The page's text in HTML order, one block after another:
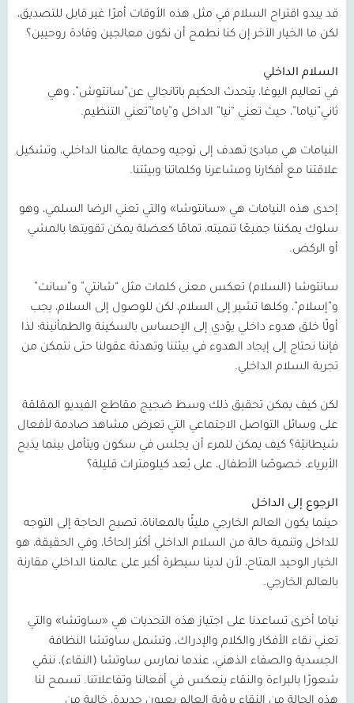
قد يبدو اقتراح السلام في مثل هذه الأوقات أمرًا غير قابل للتصديق،
لكن ما الخيار الآخر إن كنا نطمح أن نكون معالجين وقادة روحيين؟
السلام الداخلي
في تعاليم اليوغا، يتحدث الحكيم باتانجالي عن”سانتوش”، وهي
ثاني”نياما”، حيث تعني “نيا” الداخل و”ياما”تعني التنظيم.
النيامات هي مبادئ تهدف إلى توجيه وحماية عالمنا الداخلي، وتشكيل
علاقتنا مع أفكارنا ومشاعرنا وكلماتنا وبيئتنا.
إحدى هذه النيامات هي «سانتوشا» والتي تعني الرضا السلمي، وهو
سلوك يمكننا جميعًا تنميته، تمامًا كعضلة يمكن تقويتها بالمشي
أو الركض.
سانتوشا (السلام) تعكس معنى كلمات مثل “شانتي” و”سانت”
و”إسلام”، وكلها تشير إلى السلام، لكن للوصول إلى السلام، يجب
أولًا خلق هدوء داخلي يؤدي إلى الإحساس بالسكينة والطمأنينة؛ لذا
فإننا نحتاج إلى إيجاد الهدوء في بيئتنا وتهدئة عقولنا حتى نتمكن من
تجربة السلام الداخلي.
لكن كيف يمكن تحقيق ذلك وسط ضجيج مقاطع الفيديو المقلقة
على وسائل التواصل الاجتماعي التي تعرض مشاهد صادمة لأفعال
شيطانيّة؟ كيف يمكن للمرء أن يجلس في سكون ويتأمل بينما يذبح
الأبرياء، خصوصًا الأطفال، على بُعد كيلومترات قليلة؟
الرجوع إلى الداخل
حينما يكون العالم الخارجي مليئًا بالمعاناة، تصبح الحاجة إلى التوجه
للداخل وتنمية حالة من السلام الداخلي أكثر إلحاحًا، وفي الحقيقة، هو
الخيار الوحيد المتاح، لأن لدينا سيطرة أكبر على عالمنا الداخلي مقارنة
بالعالم الخارجي.
نياما أخرى تساعدنا على اجتياز هذه التحديات هي «ساوتشا» والتي
تعني نقاء الأفكار والكلام والإدراك، وتشمل ساوتشا النظافة
الجسدية والصفاء الذهني، عندما نمارس ساوتشا (النقاء)، ننمّي
شعورًا بالبراءة والنقاء ينعكس في أفعالنا وتفاعلاتنا. تسمح لنا